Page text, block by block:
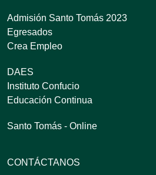
Admisión Santo Tomás 2023
Egresados
Crea Empleo
DAES
Instituto Confucio
Educación Continua
Santo Tomás - Online
CONTÁCTANOS